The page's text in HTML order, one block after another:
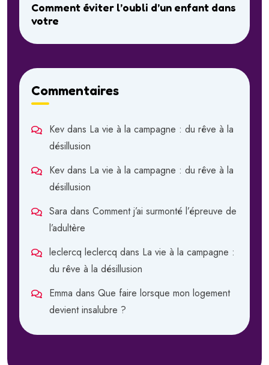
Comment éviter l’oubli d’un enfant dans
votre
Commentaires
Kev dans La vie à la campagne : du rêve à la
désillusion
Kev dans La vie à la campagne : du rêve à la
désillusion
Sara dans Comment j’ai surmonté l’épreuve de
l’adultère
leclercq leclercq dans La vie à la campagne :
du rêve à la désillusion
Emma dans Que faire lorsque mon logement
devient insalubre ?